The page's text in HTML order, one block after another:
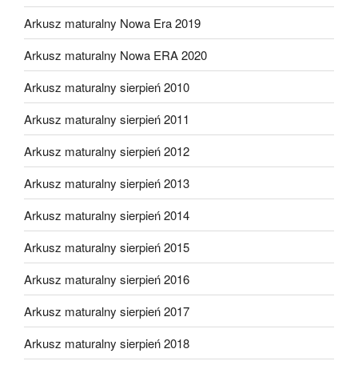
Arkusz maturalny Nowa Era 2019
Arkusz maturalny Nowa ERA 2020
Arkusz maturalny sierpień 2010
Arkusz maturalny sierpień 2011
Arkusz maturalny sierpień 2012
Arkusz maturalny sierpień 2013
Arkusz maturalny sierpień 2014
Arkusz maturalny sierpień 2015
Arkusz maturalny sierpień 2016
Arkusz maturalny sierpień 2017
Arkusz maturalny sierpień 2018